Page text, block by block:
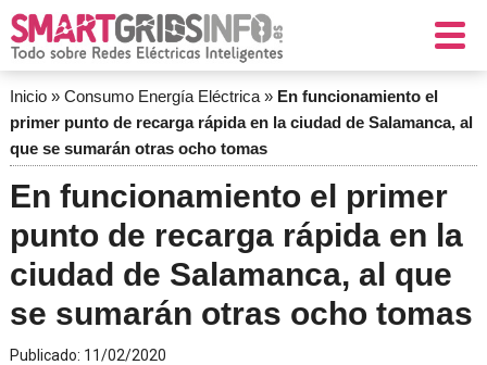
Inicio» Consumo Energía Eléctrica» En funcionamiento el
primer punto de recarga rápida en la ciudad de Salamanca, al
que se sumarán otras ocho tomas
En funcionamiento el primer
punto de recarga rápida en la
ciudad de Salamanca, al que
se sumarán otras ocho tomas
Publicado: 11/02/2020